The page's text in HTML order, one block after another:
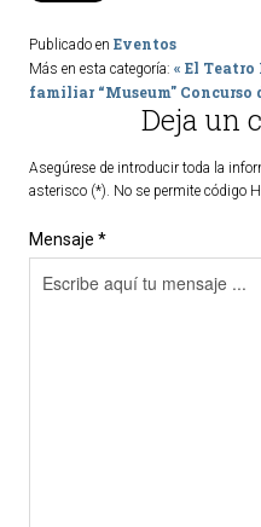
Publicado en Eventos
Más en esta categoría: « El
familiar “Museum" Concurso
Deja un
Asegúrese de introducir toda la
asterisco (*). No se permite código
Mensaje *